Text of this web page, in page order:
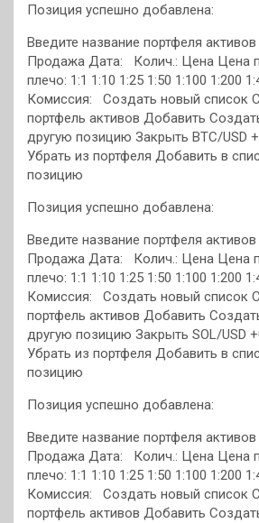
Позиция успешно добавлена:
Введите название портфеля
Продажа Дата: Колич.: Цена Цена
плечо: 1:1 1:10 1:25 1:50 1:100 1:200
Комиссия:
Создать новый список
портфель активов Добавить
другую позицию Закрыть BTC/USD
Убрать из портфеля Добавить в
позицию
Позиция успешно добавлена:
Введите название портфеля
Продажа Дата: Колич.: Цена Цена
плечо: 1:1 1:10 1:25 1:50 1:100 1:200
Комиссия:
Создать новый список
портфель активов Добавить
другую позицию Закрыть SOL/USD
Убрать из портфеля Добавить в
позицию
Позиция успешно добавлена:
Введите название портфеля
Продажа Дата: Колич.: Цена Цена
плечо: 1:1 1:10 1:25 1:50 1:100 1:200
Комиссия:
Создать новый список
портфель активов Добавить